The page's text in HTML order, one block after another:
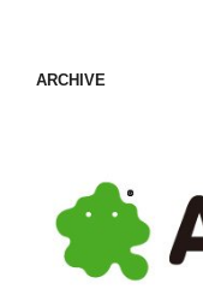
ARCHIVE